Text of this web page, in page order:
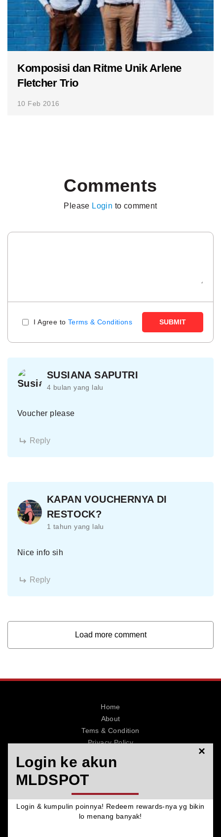
Komposisi dan Ritme Unik Arlene
Fletcher Trio
10 Feb 2016
Comments
Please Login to comment
I Agree to Terms & Conditions SUBMIT
SUSIANA SAPUTRI
4 bulan yang lalu
Voucher please
Reply
KAPAN VOUCHERNYA DI
RESTOCK?
1 tahun yang lalu
Nice info sih
Reply
Load more comment
© 2026 MLDSPOT. All Rights Reserved.
Home
About
Tems & Condition
Privacy Policy
Login ke akun
MLDSPOT
×
Login & kumpulin poinnya! Redeem rewards-nya yg bikin
lo menang banyak!